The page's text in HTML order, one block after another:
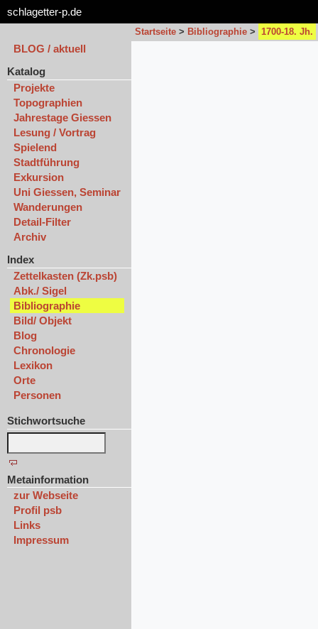
schlagetter-p.de
Startseite > Bibliographie > 1700-18. Jh.
BLOG / aktuell
Katalog
Projekte
Topographien
Jahrestage Giessen
Lesung / Vortrag
Spielend
Stadtführung
Exkursion
Uni Giessen, Seminar
Wanderungen
Detail-Filter
Archiv
Index
Zettelkasten (Zk.psb)
Abk./ Sigel
Bibliographie
Bild/ Objekt
Blog
Chronologie
Lexikon
Orte
Personen
Stichwortsuche
Metainformation
zur Webseite
Profil psb
Links
Impressum